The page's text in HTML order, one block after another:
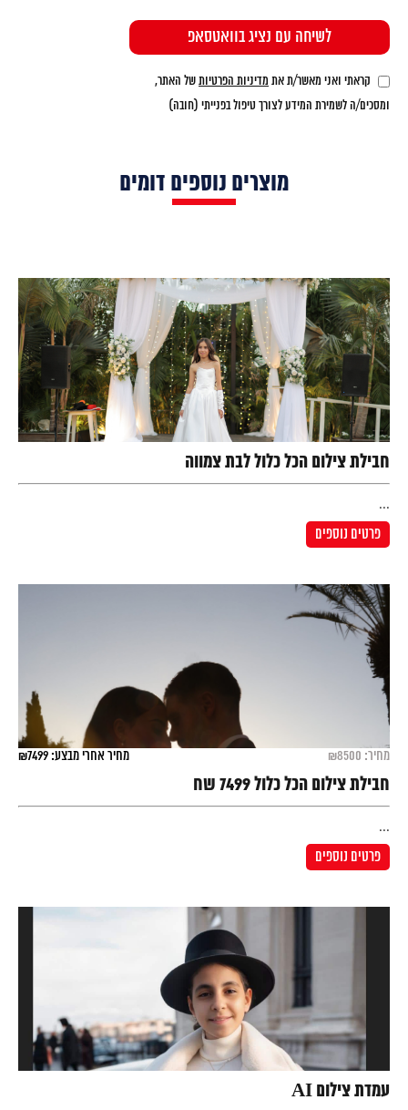
קראתי ואני מאשר/ת את מדיניות הפרטיותשל האתר,
ומסכים/ה לשמירת המידע לצורך טיפול בפנייתי (חובה)
מוצרים נוספים דומים
חבילת צילום הכל כלול לבת צמווה
...
פרטים נוספים
מחיר: ₪8500 מחיר אחרי מבצע: ₪7499
חבילת צילום הכל כלול 7499 שח
...
פרטים נוספים
עמדת צילום AI